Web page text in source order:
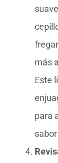
más
Este
para